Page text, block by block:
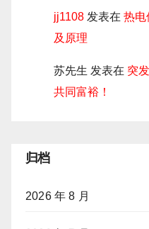
jj1108 发表在 热电
及原理
苏先生 发表在 突
共同富裕！
归档
2026 年 8 月